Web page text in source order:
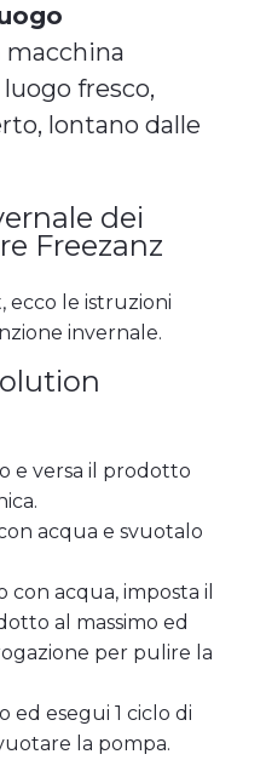
macchina
fresco,
lontano dalle
dei
Freezanz
ecco le istruzioni
invernale.
e versa il prodotto
acqua e svuotalo
con acqua, imposta il
al massimo ed
per pulire la
ed esegui 1 ciclo di
la pompa.